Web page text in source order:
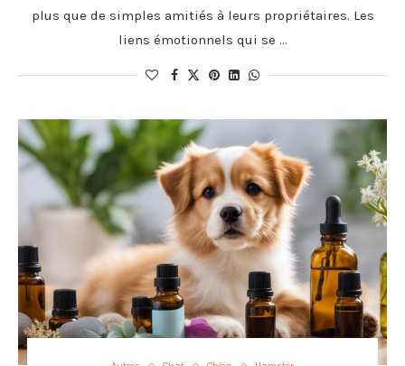
plus que de simples amitiés à leurs propriétaires. Les
liens émotionnels qui se …